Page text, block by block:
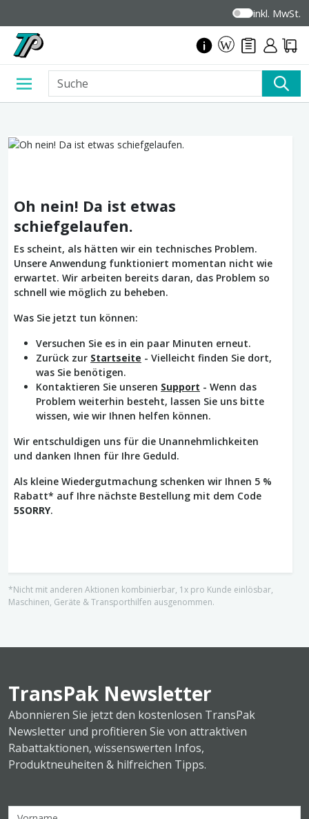
inkl. MwSt.
Oh nein! Da ist etwas
schiefgelaufen.
Es scheint, als hätten wir ein technisches Problem.
Unsere Anwendung funktioniert momentan nicht wie
erwartet. Wir arbeiten bereits daran, das Problem so
schnell wie möglich zu beheben.
Was Sie jetzt tun können:
Versuchen Sie es in ein paar Minuten erneut.
Zurück zur Startseite - Vielleicht finden Sie dort,
was Sie benötigen.
Kontaktieren Sie unseren Support - Wenn das
Problem weiterhin besteht, lassen Sie uns bitte
wissen, wie wir Ihnen helfen können.
Wir entschuldigen uns für die Unannehmlichkeiten
und danken Ihnen für Ihre Geduld.
Als kleine Wiedergutmachung schenken wir Ihnen 5 %
Rabatt* auf Ihre nächste Bestellung mit dem Code
5SORRY.
*Nicht mit anderen Aktionen kombinierbar, 1x pro Kunde einlösbar,
Maschinen, Geräte & Transporthilfen ausgenommen.
TransPak Newsletter
Abonnieren Sie jetzt den kostenlosen TransPak
Newsletter und profitieren Sie von attraktiven
Rabattaktionen, wissenswerten Infos,
Produktneuheiten & hilfreichen Tipps.